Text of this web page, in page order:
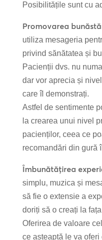
Posibilitățile sunt cu
Promovarea
utiliza mesageria
privind sănătatea și
Pacienții dvs. nu
dar vor aprecia și
care îl demonstrați.
Astfel de sentimente
la crearea unui nivel
pacienților, ceea ce
recomandări din gură
Îmbunătățirea
simplu, muzica și
să fie o extensie a
doriți să o creați la
Oferirea de valoare
ce așteaptă le va